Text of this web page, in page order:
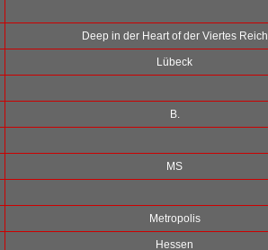
Deep in der Heart of der Viertes Reich
Lübeck
B.
MS
Metropolis
Hessen